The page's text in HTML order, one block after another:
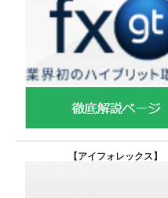
【アイフォレックス】